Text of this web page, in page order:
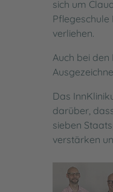
sich um
verliehen.
Auch bei
Das
darüber,
sieben
verstärken